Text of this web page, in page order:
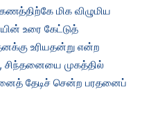
மிக விழுமிய
உரை கேட்டுத்
உரியதன்று என்ற
சிந்தனையை முகத்தில்
தேடிச் சென்ற பரதனைப்